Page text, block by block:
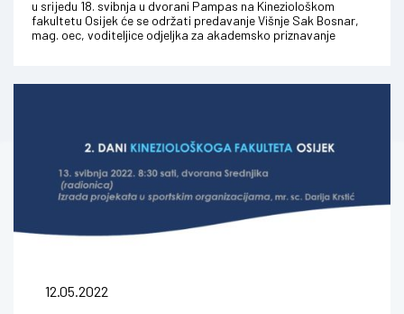
u srijedu 18. svibnja u dvorani Pampas na Kineziološkom
fakultetu Osijek će se održati predavanje Višnje Sak Bosnar,
mag. oec, voditeljice odjeljka za akademsko priznavanje
12.05.2022